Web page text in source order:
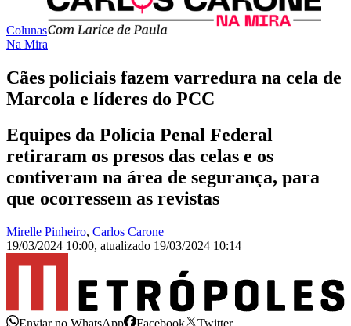
Colunas
Na Mira
Cães policiais fazem varredura na cela de
Marcola e líderes do PCC
Equipes da Polícia Penal Federal
retiraram os presos das celas e os
contiveram na área de segurança, para
que ocorressem as revistas
Mirelle Pinheiro, Carlos Carone
19/03/2024 10:00, atualizado 19/03/2024 10:14
Enviar no WhatsApp Facebook
Twitter